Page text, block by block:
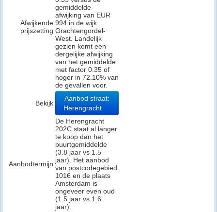
Afwijkende
prijszetting
gemiddelde
afwijking van EUR
994 in de wijk
Grachtengordel-
West. Landelijk
gezien komt een
dergelijke afwijking
van het gemiddelde
met factor 0.35 of
hoger in 72.10% van
de gevallen voor.
Bekijk
Aanbod straat:
Herengracht
Aanbodtermijn
De Herengracht
202C staat al langer
te koop dan het
buurtgemiddelde
(3.8 jaar vs 1.5
jaar). Het aanbod
van postcodegebied
1016 en de plaats
Amsterdam is
ongeveer even oud
(1.5 jaar vs 1.6
jaar).